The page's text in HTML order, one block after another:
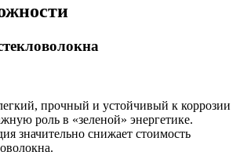
прочный и устойчивый к коррозии
роль в «зеленой» энергетике.
значительно снижает стоимость